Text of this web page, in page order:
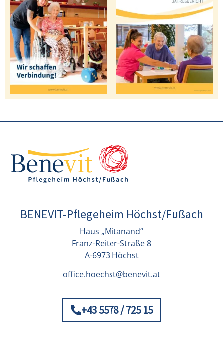
BENEVIT-Pflegeheim Höchst/Fußach
Haus „Mitanand“
Franz-Reiter-Straße 8
A-6973 Höchst
office.hoechst@benevit.at
+43 5578 / 725 15